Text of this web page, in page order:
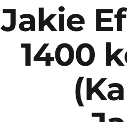
Jakie
1400